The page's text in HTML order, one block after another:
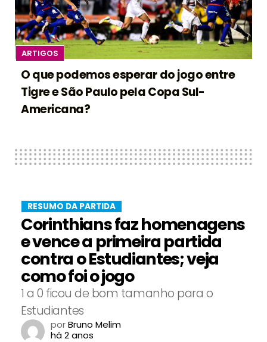
ARTIGOS
O que podemos esperar do jogo entre
Tigre e São Paulo pela Copa Sul-
Americana?
RESUMO DA PARTIDA
Corinthians faz homenagens
e vence a primeira partida
contra o Estudiantes; veja
como foi o jogo
1 a 0 ficou de bom tamanho para o
Estudiantes
porBruno Melim
há 2 anos